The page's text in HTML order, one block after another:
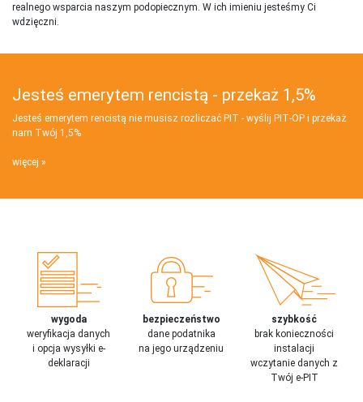
realnego wsparcia naszym podopiecznym. W ich imieniu jesteśmy Ci
wdzięczni.
Jesteś emerytem rencistą - przekaż 1,5%
Jesteś emerytem rencistą nie musisz rozliczać PIT - wyślij PIT‑OP i przekaż
nam Twój 1,5%
więcej
wygoda
weryfikacja danych
i opcja wysyłki e-
deklaracji
bezpieczeństwo
dane podatnika
na jego urządzeniu
szybkość
brak konieczności
instalacji
wczytanie danych z
Twój e-PIT